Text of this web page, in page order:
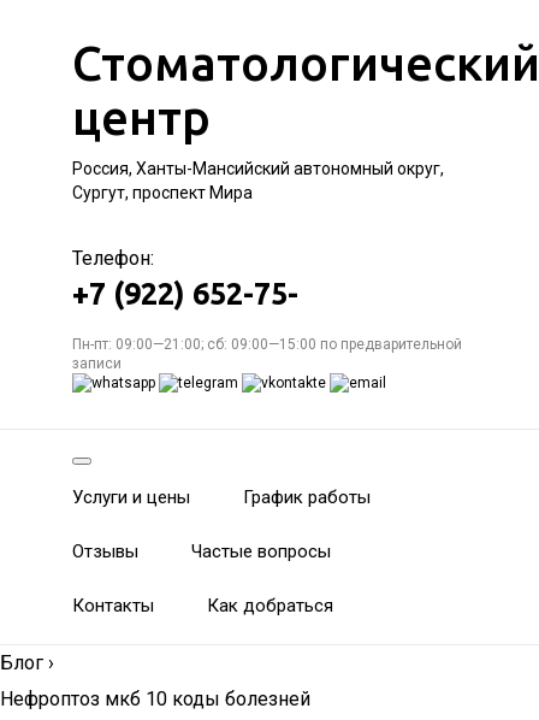
Стоматологический
центр
Россия, Ханты-Мансийский автономный округ,
Сургут, проспект Мира
Телефон:
+7 (922) 652-75-
Пн-пт: 09:00—21:00; сб: 09:00—15:00 по предварительной
записи
Услуги и цены График работы
Отзывы Частые вопросы
Контакты Как добраться
Блог ›
Нефроптоз мкб 10 коды болезней